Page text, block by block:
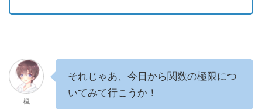
楓
それじゃあ、今日から関数の極限につ
いてみて行こうか！